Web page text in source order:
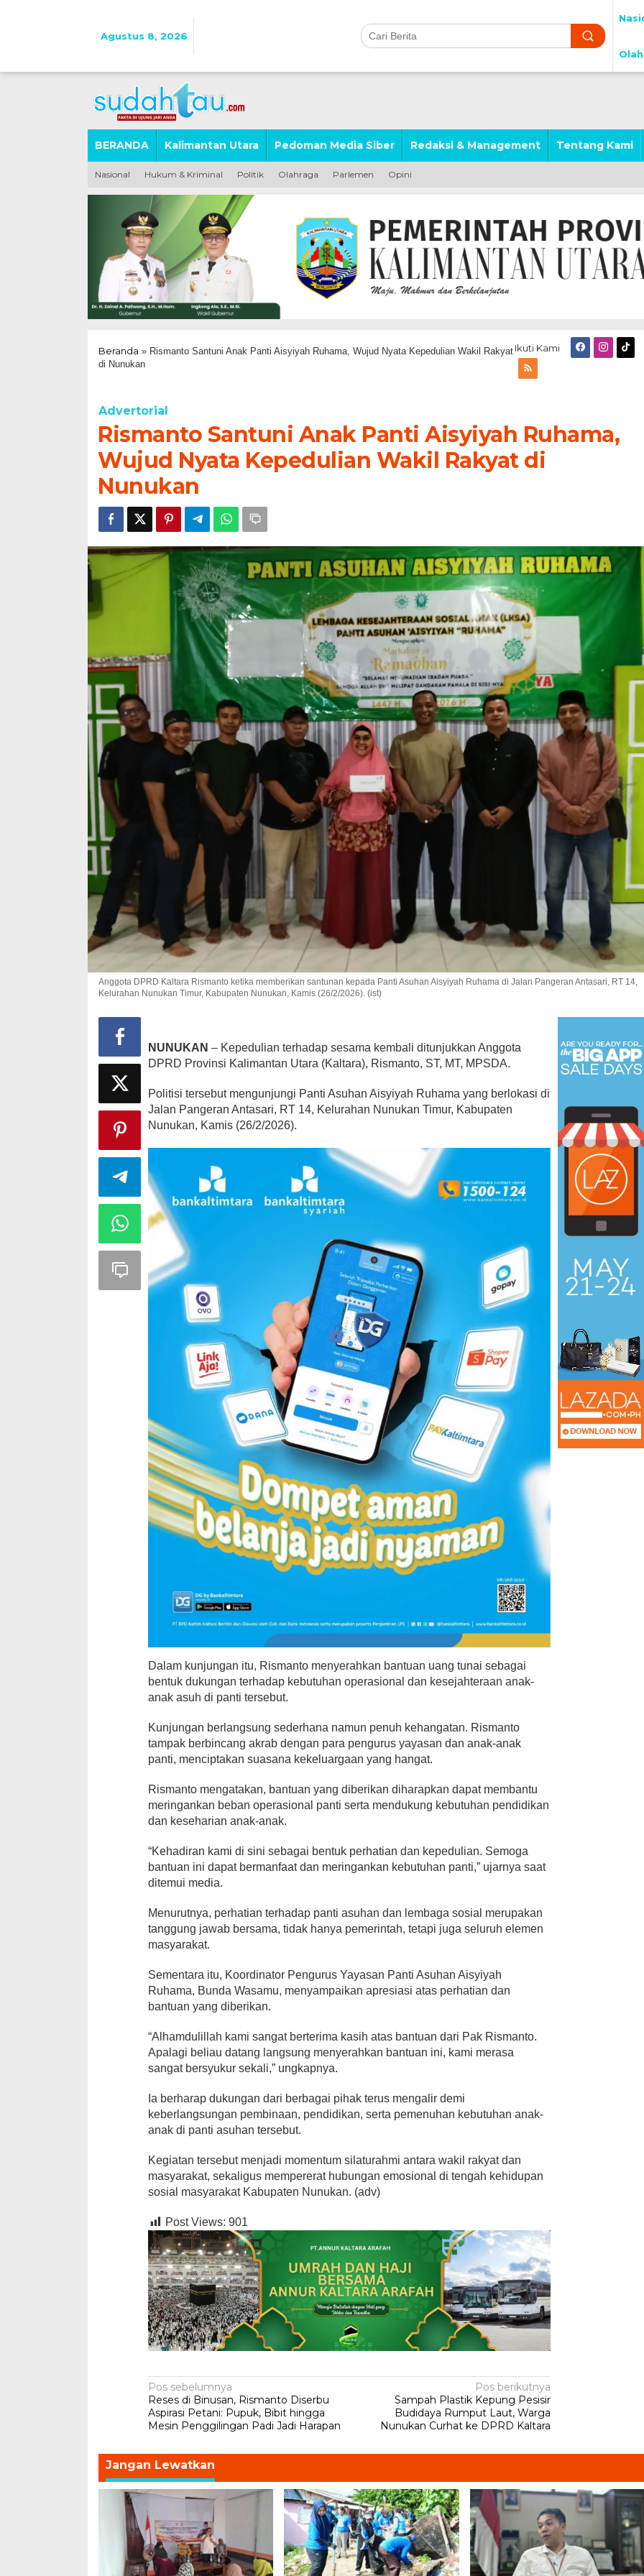
Agustus 8, 2026
BERANDA Kalimantan Utara Pedoman Media Siber Redaksi & Management Tentang Kami
Nasional Hukum & Kriminal Politik Olahraga Parlemen Opini
Beranda » Rismanto Santuni Anak Panti Aisyiyah Ruhama, Wujud Nyata Kepedulian Wakil Rakyat
di Nunukan
Ikuti Kami
Advertorial
Rismanto Santuni Anak Panti Aisyiyah Ruhama,
Wujud Nyata Kepedulian Wakil Rakyat di
Nunukan
Anggota DPRD Kaltara Rismanto ketika memberikan santunan kepada Panti Asuhan Aisyiyah Ruhama di Jalan Pangeran Antasari, RT 14,
Kelurahan Nunukan Timur, Kabupaten Nunukan, Kamis (26/2/2026). (ist)
NUNUKAN– Kepedulian terhadap sesama kembali ditunjukkan Anggota
DPRD Provinsi Kalimantan Utara (Kaltara), Rismanto, ST, MT, MPSDA.
Politisi tersebut mengunjungi Panti Asuhan Aisyiyah Ruhama yang berlokasi di
Jalan Pangeran Antasari, RT 14, Kelurahan Nunukan Timur, Kabupaten
Nunukan, Kamis (26/2/2026).
Dalam kunjungan itu, Rismanto menyerahkan bantuan uang tunai sebagai
bentuk dukungan terhadap kebutuhan operasional dan kesejahteraan anak-
anak asuh di panti tersebut.
Kunjungan berlangsung sederhana namun penuh kehangatan. Rismanto
tampak berbincang akrab dengan para pengurus yayasan dan anak-anak
panti, menciptakan suasana kekeluargaan yang hangat.
Rismanto mengatakan, bantuan yang diberikan diharapkan dapat membantu
meringankan beban operasional panti serta mendukung kebutuhan pendidikan
dan keseharian anak-anak.
“Kehadiran kami di sini sebagai bentuk perhatian dan kepedulian. Semoga
bantuan ini dapat bermanfaat dan meringankan kebutuhan panti,” ujarnya saat
ditemui media.
Menurutnya, perhatian terhadap panti asuhan dan lembaga sosial merupakan
tanggung jawab bersama, tidak hanya pemerintah, tetapi juga seluruh elemen
masyarakat.
Sementara itu, Koordinator Pengurus Yayasan Panti Asuhan Aisyiyah
Ruhama, Bunda Wasamu, menyampaikan apresiasi atas perhatian dan
bantuan yang diberikan.
“Alhamdulillah kami sangat berterima kasih atas bantuan dari Pak Rismanto.
Apalagi beliau datang langsung menyerahkan bantuan ini, kami merasa
sangat bersyukur sekali,” ungkapnya.
Ia berharap dukungan dari berbagai pihak terus mengalir demi
keberlangsungan pembinaan, pendidikan, serta pemenuhan kebutuhan anak-
anak di panti asuhan tersebut.
Kegiatan tersebut menjadi momentum silaturahmi antara wakil rakyat dan
masyarakat, sekaligus mempererat hubungan emosional di tengah kehidupan
sosial masyarakat Kabupaten Nunukan. (adv)
Post Views: 901
Navigasi
pos
Pos sebelumnya
Reses di Binusan, Rismanto Diserbu
Aspirasi Petani: Pupuk, Bibit hingga
Mesin Penggilingan Padi Jadi Harapan
Pos berikutnya
Sampah Plastik Kepung Pesisir
Budidaya Rumput Laut, Warga
Nunukan Curhat ke DPRD Kaltara
Jangan Lewatkan
Strategi PPP Menangkan Duet
Ganjar dan Gus Yasin
Bersihkan Lingkungan RT 12
Di Kaltara, Nunukan, Politik | Juli 24, 2026